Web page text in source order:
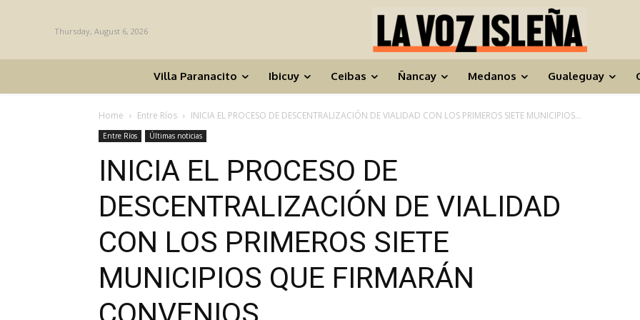
Thursday, August 6, 2026
Villa Paranacito Ibicuy Ceibas Ñancay Medanos Gualeguay
Home Entre Ríos INICIA EL PROCESO DE DESCENTRALIZACIÓN DE VIALIDAD CON LOS PRIMEROS SIETE MUNICIPIOS...
Entre Ríos Últimas noticias
INICIA EL PROCESO DE
DESCENTRALIZACIÓN DE VIALIDAD
CON LOS PRIMEROS SIETE
MUNICIPIOS QUE FIRMARÁN